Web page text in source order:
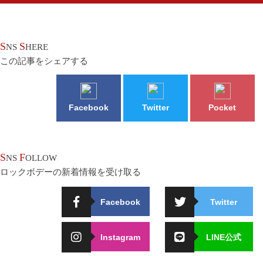
SNS SHERE
この記事をシェアする
Facebook Twitter Pocket
SNS FOLLOW
ロックボデーの新着情報を受け取る
Facebook Twitter
Instagram LINE公式